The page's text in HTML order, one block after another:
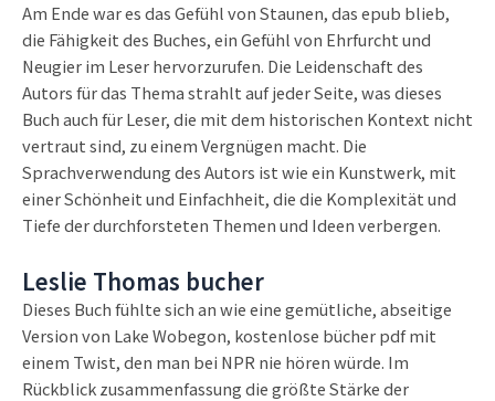
Am Ende war es das Gefühl von Staunen, das epub blieb,
die Fähigkeit des Buches, ein Gefühl von Ehrfurcht und
Neugier im Leser hervorzurufen. Die Leidenschaft des
Autors für das Thema strahlt auf jeder Seite, was dieses
Buch auch für Leser, die mit dem historischen Kontext nicht
vertraut sind, zu einem Vergnügen macht. Die
Sprachverwendung des Autors ist wie ein Kunstwerk, mit
einer Schönheit und Einfachheit, die die Komplexität und
Tiefe der durchforsteten Themen und Ideen verbergen.
Leslie Thomas bucher
Dieses Buch fühlte sich an wie eine gemütliche, abseitige
Version von Lake Wobegon, kostenlose bücher pdf mit
einem Twist, den man bei NPR nie hören würde. Im
Rückblick zusammenfassung die größte Stärke der